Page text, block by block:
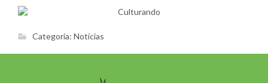
Categoria: Notícias